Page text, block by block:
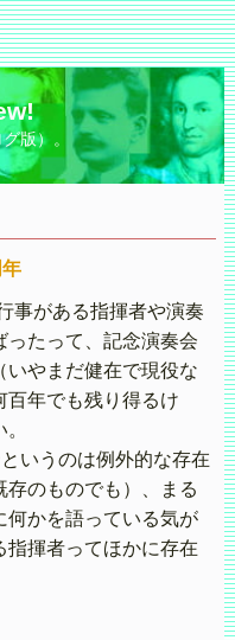
版）。
事がある指揮者や演奏
ったって、記念演奏会
いやまだ健在で現役な
百年でも残り得るけ
いうのは例外的な存在
のものでも）、まる
何かを語っている気が
指揮者ってほかに存在